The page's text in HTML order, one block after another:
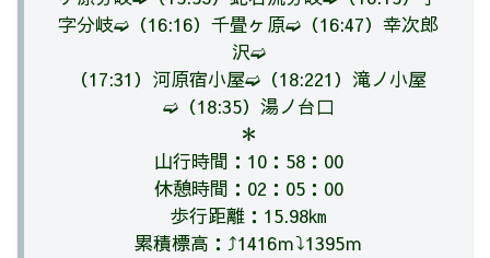
字分岐➫（16:16）千畳ヶ原➫（16:47）幸次郎
沢➫
（17:31）河原宿小屋➫（18:221）滝ノ小屋
➫（18:35） 湯ノ台口
＊
山行時間：10：58：00
休憩時間：02：05：00
歩行距離：15.98㎞
累積標高：⤴1416ｍ⤵1395ｍ